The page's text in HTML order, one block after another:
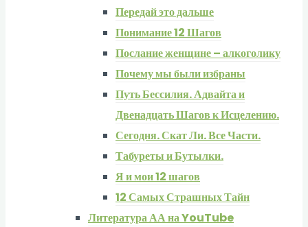
Передай это дальше
Понимание 12 Шагов
Послание женщине – алкоголику
Почему мы были избраны
Путь Бессилия. Адвайта и
Двенадцать Шагов к Исцелению.
Сегодня. Скат Ли. Все Части.
Табуреты и Бутылки.
Я и мои 12 шагов
12 Самых Страшных Тайн
Литература АА на YouTube